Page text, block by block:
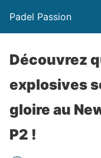
Padel Passion
Découvrez
explosives
gloire au
P2 !